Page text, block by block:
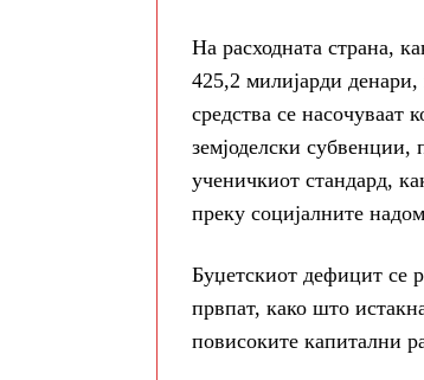
На расходната страна,
425,2 милијарди
средства се насочуваат
земјоделски субвенции,
ученичкиот стандард,
преку социјалните
Буџетскиот дефицит се
првпат, како што
повисоките капитални